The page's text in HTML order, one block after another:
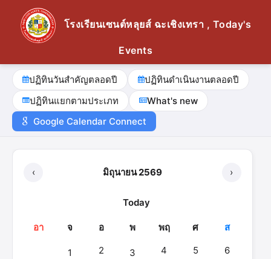
โรงเรียนเซนต์หลุยส์ ฉะเชิงเทรา , Today's
Events
ปฏิทินวันสำคัญตลอดปี
ปฏิทินดำเนินงานตลอดปี
ปฏิทินแยกตามประเภท
What's new
Google Calendar Connect
‹ มิถุนายน 2569 ›
Today
อา จ อ พ พฤ ศ ส
1 2 3 4 5 6